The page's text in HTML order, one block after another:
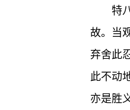
特
故。当
弃舍此
此不动
亦是胜